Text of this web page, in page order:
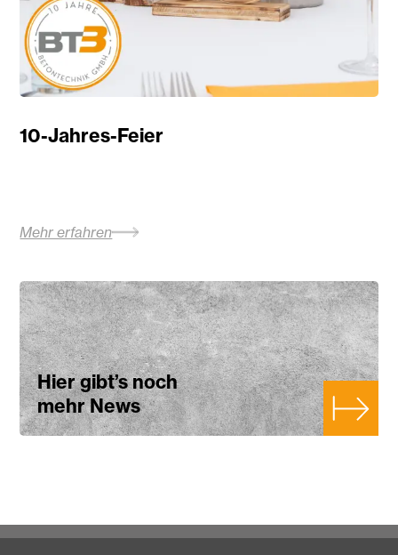
10-Jahres-Feier
Mehr erfahren
Hier gibt’s noch
mehr News